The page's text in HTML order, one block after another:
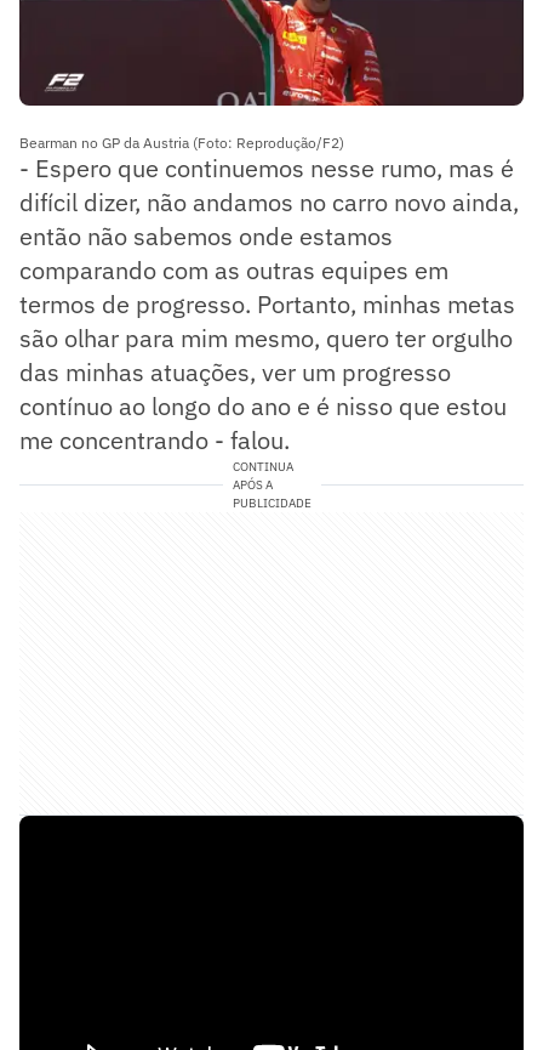
Bearman no GP da Austria (Foto: Reprodução/F2)
- Espero que continuemos nesse rumo, mas é
difícil dizer, não andamos no carro novo ainda,
então não sabemos onde estamos
comparando com as outras equipes em
termos de progresso. Portanto, minhas metas
são olhar para mim mesmo, quero ter orgulho
das minhas atuações, ver um progresso
contínuo ao longo do ano e é nisso que estou
me concentrando - falou.
CONTINUA
APÓS A
PUBLICIDADE